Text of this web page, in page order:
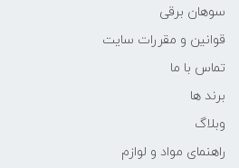
سوهان برقی
قوانین و مقررات سایت
تماس با ما
برند ها
وبلاگ
راهنمای مواد و لوازم